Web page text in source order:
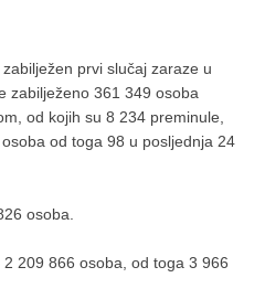
prvi slučaj zaraze u
zabilježeno 361 349 osoba
od kojih su 8 234 preminule,
od toga 98 u posljednja 24
osoba.
209 866 osoba, od toga 3 966